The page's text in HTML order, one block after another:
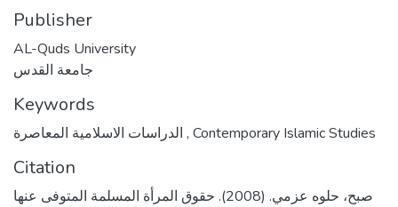
Publisher
AL-Quds University
جامعة القدس
Keywords
, Contemporary Islamic Studies
Citation
صبح، حلوه عزمي. (2008). حقوق المرأة المسلمة المتوفى عنها